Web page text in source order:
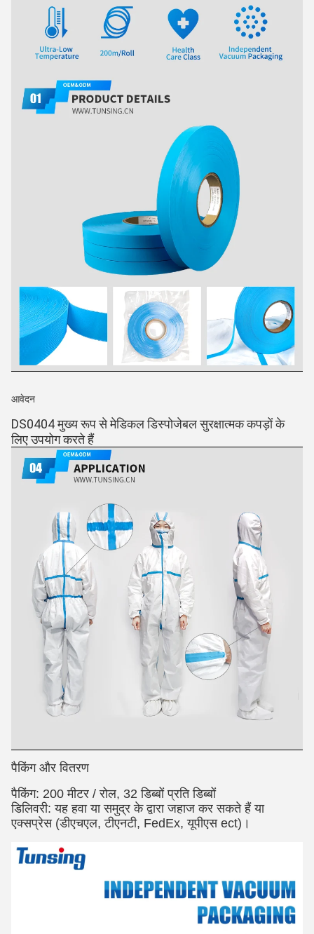
आवेदन
DS0404 मुख्य रूप से मेडिकल डिस्पोजेबल सुरक्षात्मक कपड़ों के
लिए उपयोग करते हैं
पैकिंग और वितरण
पैकिंग: 200 मीटर / रोल, 32 डिब्बों प्रति डिब्बों
डिलिवरी: यह हवा या समुद्र के द्वारा जहाज कर सकते हैं या
एक्सप्रेस (डीएचएल, टीएनटी, FedEx, यूपीएस ect)।